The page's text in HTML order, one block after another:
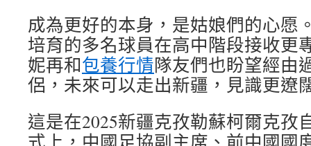
成為更好的本身，是姑娘們的心愿
培育的多名球員在高中階段接收更
妮再和包養行情隊友們也盼望經由
侶，未來可以走出新疆，見識更遼
這是在2025新疆克孜勒蘇柯爾克孜
式上，中國足協副主席、前中國國